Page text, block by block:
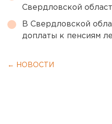
Свердловской
В Свердловской
доплаты к пенсиям
← НОВОСТИ